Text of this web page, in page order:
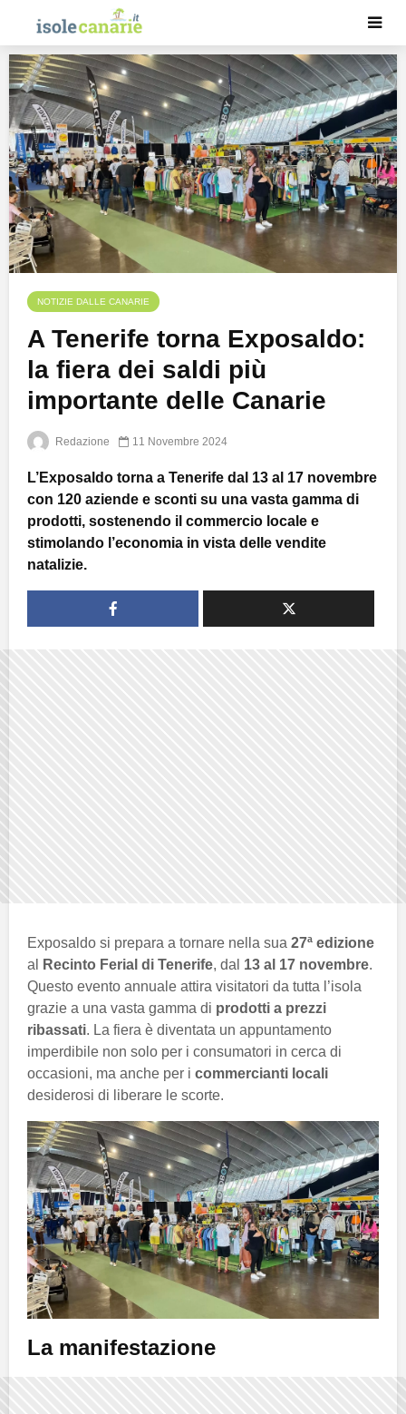
NOTIZIE DALLE CANARIE
A Tenerife torna Exposaldo:
la fiera dei saldi più
importante delle Canarie
Redazione 11 Novembre 2024
L’Exposaldo torna a Tenerife dal 13 al 17 novembre
con 120 aziende e sconti su una vasta gamma di
prodotti, sostenendo il commercio locale e
stimolando l’economia in vista delle vendite
natalizie.
Exposaldo si prepara a tornare nella sua 27ª edizione
al
Recinto Ferial di Tenerife, dal 13 al 17 novembre.
Questo evento annuale attira visitatori da tutta l’isola
grazie a una vasta gamma di prodotti a prezzi
ribassati. La fiera è diventata un appuntamento
imperdibile non solo per i consumatori in cerca di
occasioni, ma anche per i commercianti locali
desiderosi di liberare le scorte.
La manifestazione